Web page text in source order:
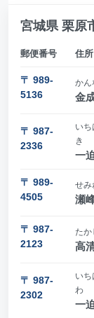
宮城県 栗原
郵便番号 住所
〒 989-
5136
かん
金
〒 987-
2336
いち
き
一
〒 989-
4505
せみ
瀬
〒 987-
2123
た
高
〒 987-
2302
い
わ
一